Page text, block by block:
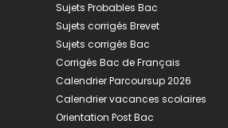
Sujets Probables Bac
Sujets corrigés Brevet
Sujets corrigés Bac
Corrigés Bac de Français
Calendrier Parcoursup 2026
Calendrier vacances scolaires
Orientation Post Bac